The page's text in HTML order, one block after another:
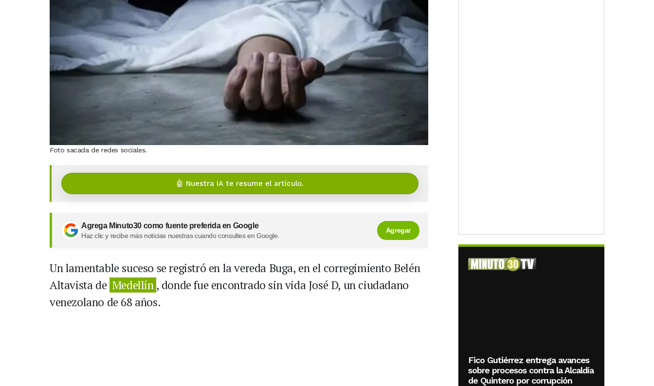
Foto sacada de redes sociales.
🤖 Nuestra IA te resume el artículo.
Agrega Minuto30 como fuente preferida en Google
Haz clic y recibe más noticias nuestras cuando consultes en Google.
Agregar
Un lamentable suceso se registró en la vereda Buga, en el corregimiento Belén
Altavista de Medellín , donde fue encontrado sin vida José D, un ciudadano
venezolano de 68 años.
Fico Gutiérrez entrega avances
sobre procesos contra la Alcaldía
de Quintero por corrupción